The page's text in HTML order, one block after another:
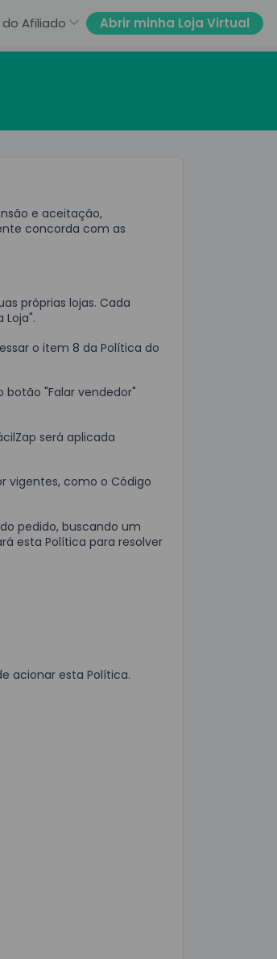
Afiliado Abrir minha Loja Virtual
e aceitação,
concorda com as
próprias lojas. Cada
o item 8 da Política do
botão "Falar vendedor"
será aplicada
vigentes, como o Código
pedido, buscando um
esta Política para resolver
acionar esta Política.